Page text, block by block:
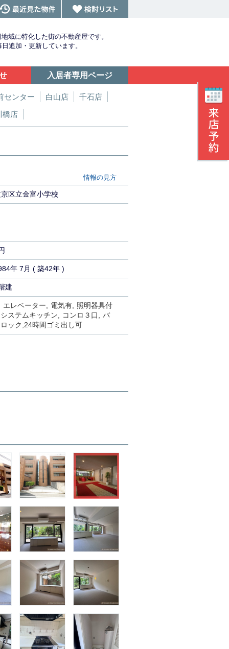
域に特化した街の不動産屋です。
追加・更新しています。
入居者専用ページ
センター 白山店
千石店
橋店
情報の見方
区立金富小学校
年 7月 ( 築42年 )
建
エレベーター 電気有
照明器具付
システムキッチン コンロ３口
バ
ック 24時間ゴミ出し可